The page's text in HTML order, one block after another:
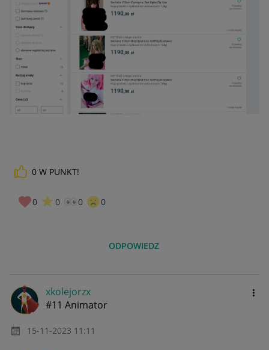
0 W PUNKT!
0 0 0 0
ODPOWIEDZ
xkolejorzx
#11 Animator
‎15-11-2023 11:11